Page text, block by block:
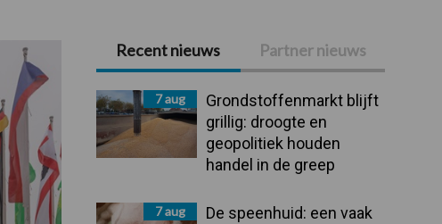
Primaire
Sidebar
Recent nieuws Partner nieuws
7 aug
Grondstoffenmarkt blijft
grillig: droogte en
geopolitiek houden
handel in de greep
7 aug
De speenhuid: een vaak